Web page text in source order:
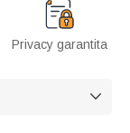
Privacy garantita
